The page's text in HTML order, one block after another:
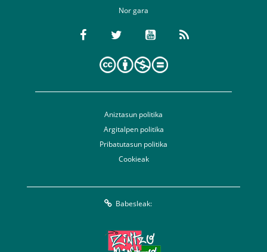
Nor gara
Aniztasun politika
Argitalpen politika
Pribatutasun politika
Cookieak
Babesleak: